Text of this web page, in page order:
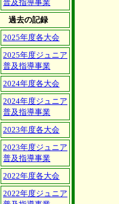
普及指導事業
過去の記録
2025年度各大会
2025年度ジュニア
普及指導事業
2024年度各大会
2024年度ジュニア
普及指導事業
2023年度各大会
2023年度ジュニア
普及指導事業
2022年度各大会
2022年度ジュニア